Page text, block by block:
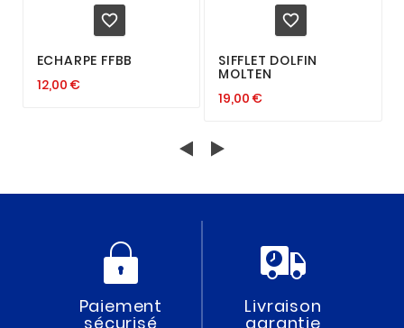

ECHARPE FFBB
12,00 €

SIFFLET DOLFIN
MOLTEN
19,00 €
Paiement
sécurisé
Livraison
garantie